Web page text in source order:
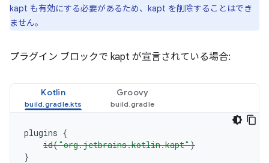
kapt も有効にする必要があるため、kapt を削除することはでき
ません。
プラグイン ブロックで kapt が宣言されている場合:
Kotlin Groovy
plugins {
id("org.jetbrains.kotlin.kapt")
}